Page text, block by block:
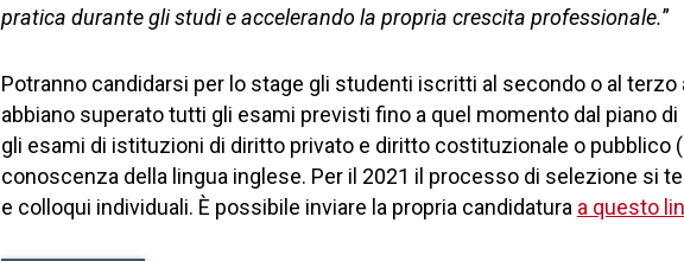
pratica durante gli studi e accelerando la propria crescita professionale.”
Potranno candidarsi per lo stage gli studenti iscritti al secondo o al terzo
abbiano superato tutti gli esami previsti fino a quel momento dal piano
gli esami di istituzioni di diritto privato e diritto costituzionale o pubblico
conoscenza della lingua inglese. Per il 2021 il processo di selezione si
e colloqui individuali. È possibile inviare la propria candidatura a questo